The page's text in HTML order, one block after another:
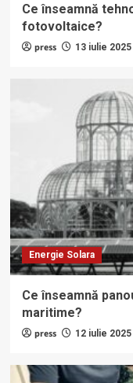
Ce înseamnă
fotovoltaice?
press 13 iulie 2025
Energie Solara
Ce înseamnă
maritime?
press 12 iulie 2025